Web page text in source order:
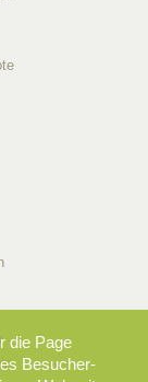
die Page
Besucher-